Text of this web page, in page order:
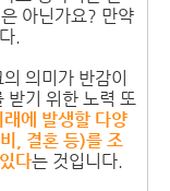
아닌가요? 만약
.
의미가 반감이
받기 위한 노력 또
에 발생할 다양
, 결혼 등)를 조
다는 것입니다.